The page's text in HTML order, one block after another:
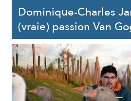
Dominique-Charles
(vraie) passion Van